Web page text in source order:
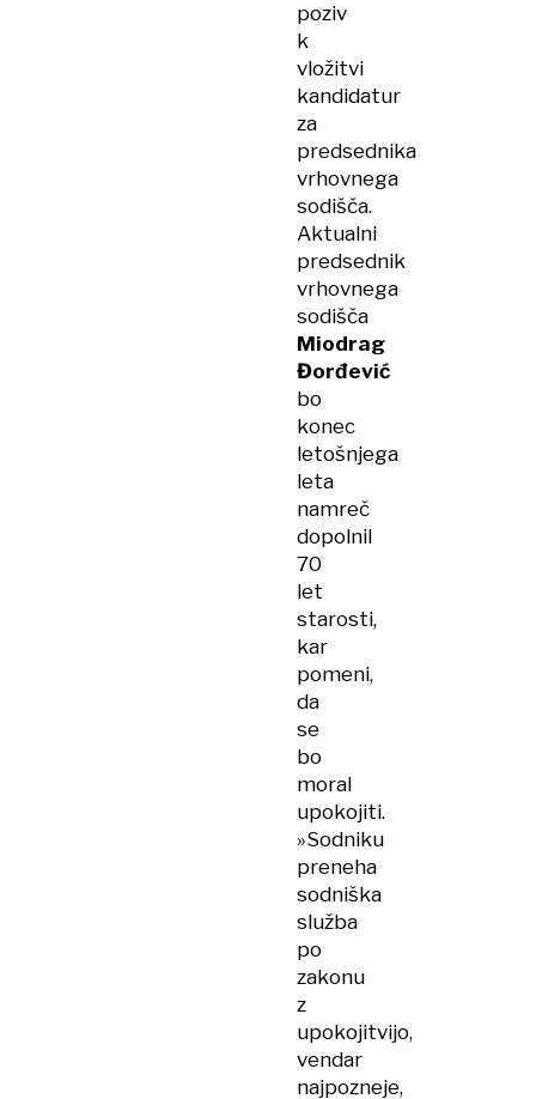
poziv
k
vložitvi
kandidatur
za
predsednika
vrhovnega
sodišča.
Aktualni
predsednik
vrhovnega
sodišča
Miodrag
Đorđević
bo
konec
letošnjega
leta
namreč
dopolnil
70
let
starosti,
kar
pomeni,
da
se
bo
moral
upokojiti.
»Sodniku
preneha
sodniška
služba
po
zakonu
z
upokojitvijo,
vendar
najpozneje,